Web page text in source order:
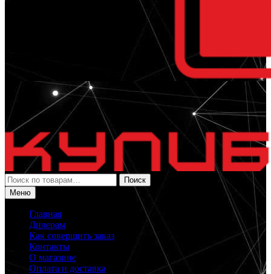
Искать:
Поиск
Меню
Главная
Дилерам
Как совершить заказ
Контакты
О магазине
Оплата и доставка